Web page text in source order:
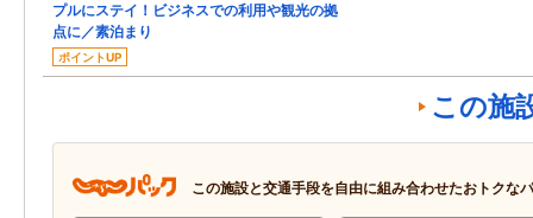
プルにステイ！ビジネスでの利用や観光の拠
点に／素泊まり
ポイントUP
この施
この施設と交通手段を自由に組み合わせたおトクな